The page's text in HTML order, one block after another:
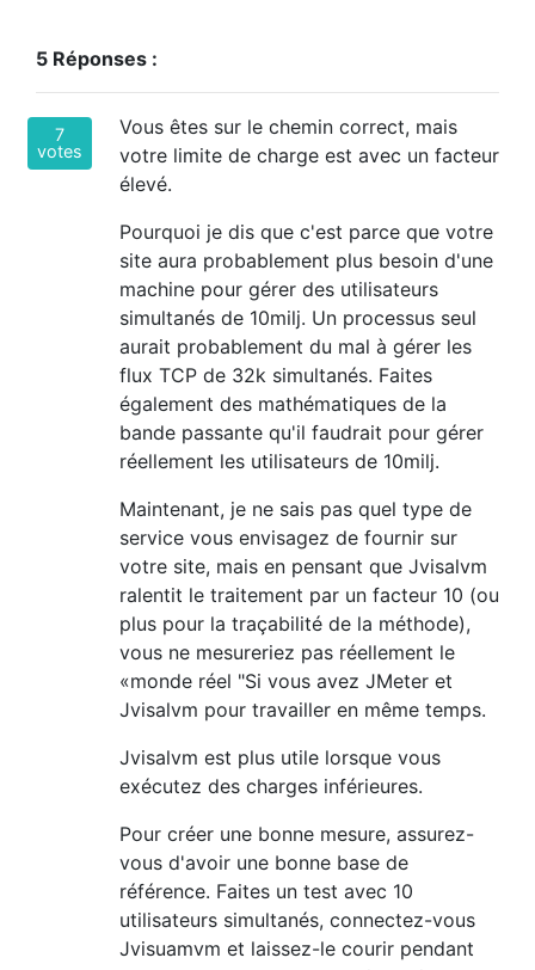
5 Réponses :
7
votes
Vous êtes sur le chemin correct, mais
votre limite de charge est avec un facteur
élevé.
Pourquoi je dis que c'est parce que votre
site aura probablement plus besoin d'une
machine pour gérer des utilisateurs
simultanés de 10milj. Un processus seul
aurait probablement du mal à gérer les
flux TCP de 32k simultanés. Faites
également des mathématiques de la
bande passante qu'il faudrait pour gérer
réellement les utilisateurs de 10milj.
Maintenant, je ne sais pas quel type de
service vous envisagez de fournir sur
votre site, mais en pensant que Jvisalvm
ralentit le traitement par un facteur 10 (ou
plus pour la traçabilité de la méthode),
vous ne mesureriez pas réellement le
«monde réel "Si vous avez JMeter et
Jvisalvm pour travailler en même temps.
Jvisalvm est plus utile lorsque vous
exécutez des charges inférieures.
Pour créer une bonne mesure, assurez-
vous d'avoir une bonne base de
référence. Faites un test avec 10
utilisateurs simultanés, connectez-vous
Jvisuamvm et laissez-le courir pendant